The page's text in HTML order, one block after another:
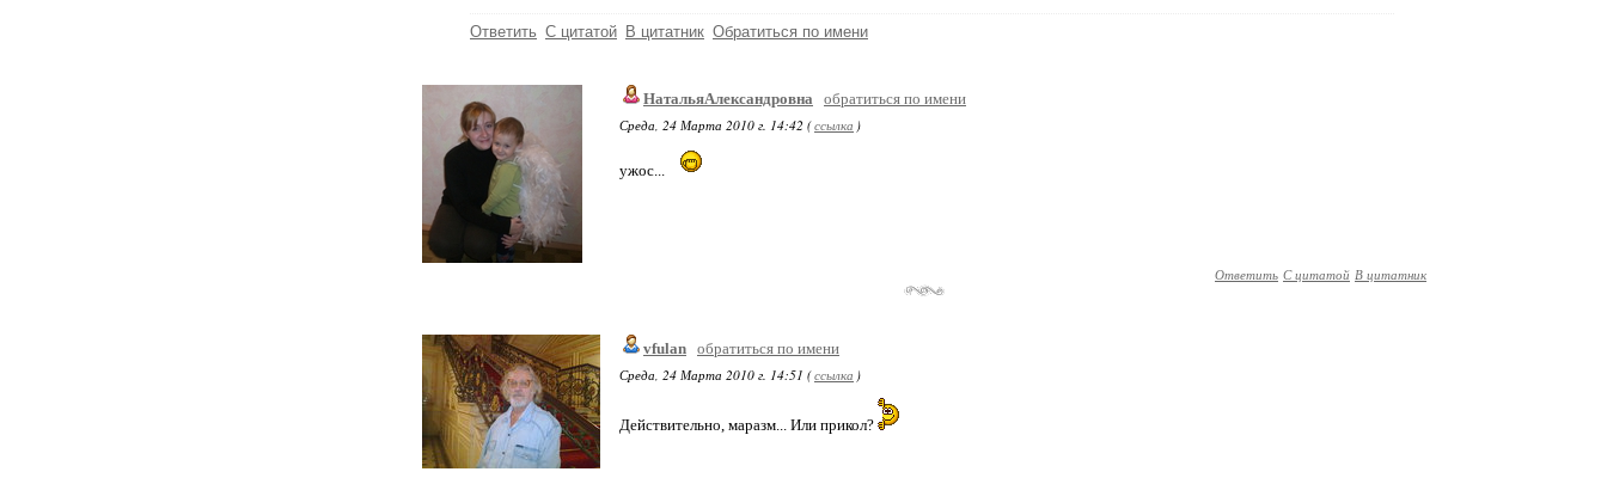
Ответить С цитатой В цитатник Обратиться по имени
НатальяАлександровна
обратиться по имени
Среда, 24 Марта 2010 г. 14:42 (ссылка )
ужос...
Ответить С цитатой В цитатник
vfulan обратиться по имени
Среда, 24 Марта 2010 г. 14:51 (ссылка )
Действительно, маразм... Или прикол?